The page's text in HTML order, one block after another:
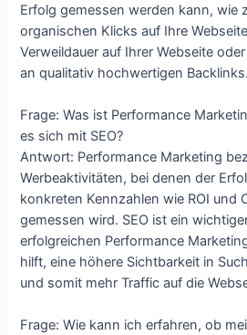
Erfolg gemessen werden kann, wie
organischen Klicks auf Ihre
Verweildauer auf Ihrer Webseite
an qualitativ hochwertigen Backlinks.
Frage: Was ist Performance
es sich mit SEO?
Antwort: Performance Marketing
Werbeaktivitäten, bei denen der
konkreten Kennzahlen wie ROI und
gemessen wird. SEO ist ein
erfolgreichen Performance
hilft, eine höhere Sichtbarkeit in
und somit mehr Traffic auf die
Frage: Wie kann ich erfahren, ob